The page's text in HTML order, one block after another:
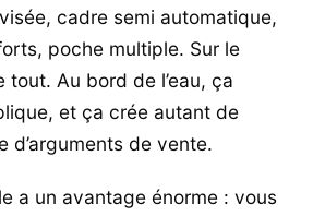
cadre semi automatique,
poche multiple. Sur le
tout. Au bord de l’eau, ça
et ça crée autant de
d’arguments de vente.
a un avantage énorme : vous